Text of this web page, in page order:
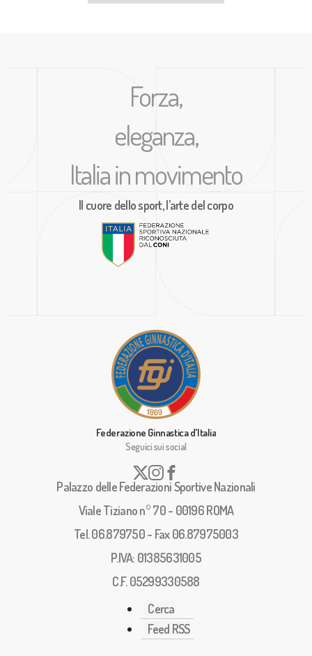
Forza,
eleganza,
Italia in movimento
Il cuore dello sport, l’arte del corpo
Federazione Ginnastica d'Italia
Seguici sui social
Palazzo delle Federazioni Sportive Nazionali
Viale Tiziano n° 70 - 00196 ROMA
Tel. 06.879750 - Fax 06.87975003
P.IVA: 01385631005
C.F. 05299330588
Cerca
Feed RSS